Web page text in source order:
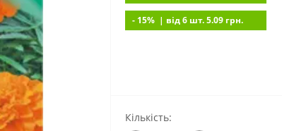
- 15% | вiд 6 шт. 5.09 грн.
Кількість: